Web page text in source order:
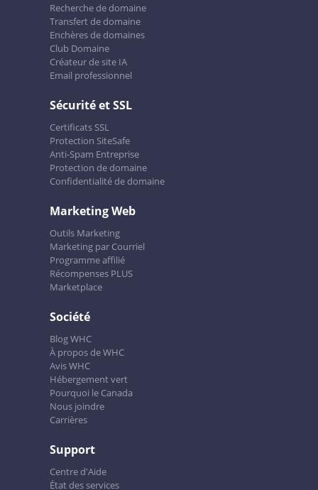
Recherche de domaine
Transfert de domaine
Enchères de domaines
Club Domaine
Créateur de site IA
Email professionnel
Sécurité et SSL
Certificats SSL
Protection SiteSafe
Anti-Spam Entreprise
Protection de domaine
Confidentialité de domaine
Marketing Web
Outils Marketing
Marketing par Courriel
Programme affilié
Récompenses PLUS
Marketplace
Société
Blog WHC
À propos de WHC
Avis WHC
Hébergement vert
Pourquoi le Canada
Nous joindre
Carrières
Support
Centre d'Aide
État des services